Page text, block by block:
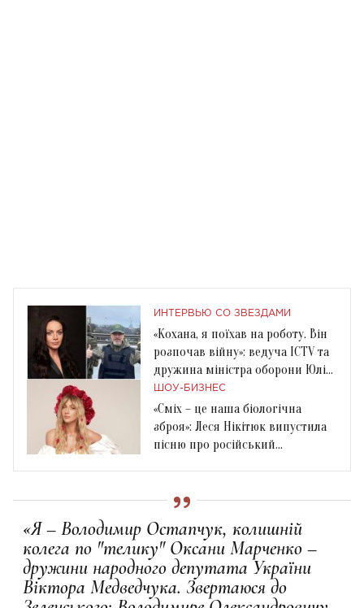
ИНТЕРВЬЮ СО ЗВЕЗДАМИ
«Кохана, я поїхав на роботу. Він
розпочав війну»: ведуча ICTV та
дружина міністра оборони Юлія
Зорій
ШОУ-БИЗНЕС
«Сміх – це наша біологічна
зброя»: Леся Нікітюк випустила
пісню про російський
«Я – Володимир Остапчук, колишній
колега по "телику" Оксани Марченко –
дружини народного депутата України
Віктора Медведчука. Звертаюся до